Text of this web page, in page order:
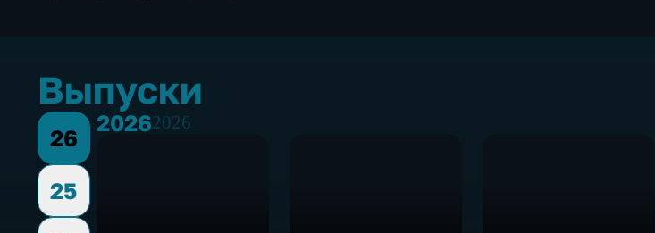
Выпуски
26
25
20262026